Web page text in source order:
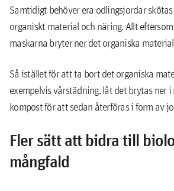
Samtidigt behöver era odlingsjordar
organiskt material och näring. Allt
maskarna bryter ner det organiska
Så istället för att ta bort det organiska
exempelvis vårstädning, låt det brytas ner
kompost för att sedan återföras i form av
Fler sätt att bidra till
mångfald